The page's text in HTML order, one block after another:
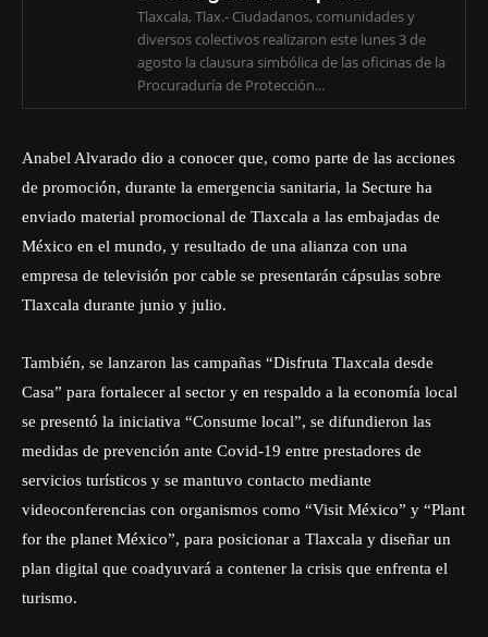
Tlaxcala, Tlax.- Ciudadanos, comunidades y
diversos colectivos realizaron este lunes 3 de
agosto la clausura simbólica de las oficinas de la
Procuraduría de Protección...
Anabel Alvarado dio a conocer que, como parte de las acciones
de promoción, durante la emergencia sanitaria, la Secture ha
enviado material promocional de Tlaxcala a las embajadas de
México en el mundo, y resultado de una alianza con una
empresa de televisión por cable se presentarán cápsulas sobre
Tlaxcala durante junio y julio.
También, se lanzaron las campañas “Disfruta Tlaxcala desde
Casa” para fortalecer al sector y en respaldo a la economía local
se presentó la iniciativa “Consume local”, se difundieron las
medidas de prevención ante Covid-19 entre prestadores de
servicios turísticos y se mantuvo contacto mediante
videoconferencias con organismos como “Visit México” y “Plant
for the planet México”, para posicionar a Tlaxcala y diseñar un
plan digital que coadyuvará a contener la crisis que enfrenta el
turismo.